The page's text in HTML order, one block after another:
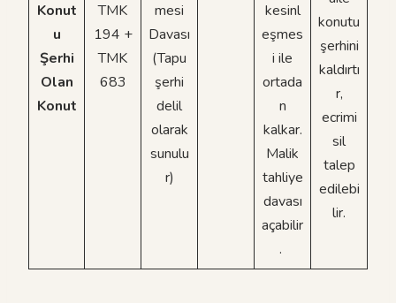
Konut
u
Şerhi
Olan
Konut
TMK
194 +
TMK
683
mesi
Davası
(Tapu
şerhi
delil
olarak
sunulu
r)
kesinl
eşmes
i ile
ortada
n
kalkar.
Malik
tahliye
davası
açabilir
.
konutu
şerhini
kaldırtı
r,
ecrimi
sil
talep
edilebi
lir.